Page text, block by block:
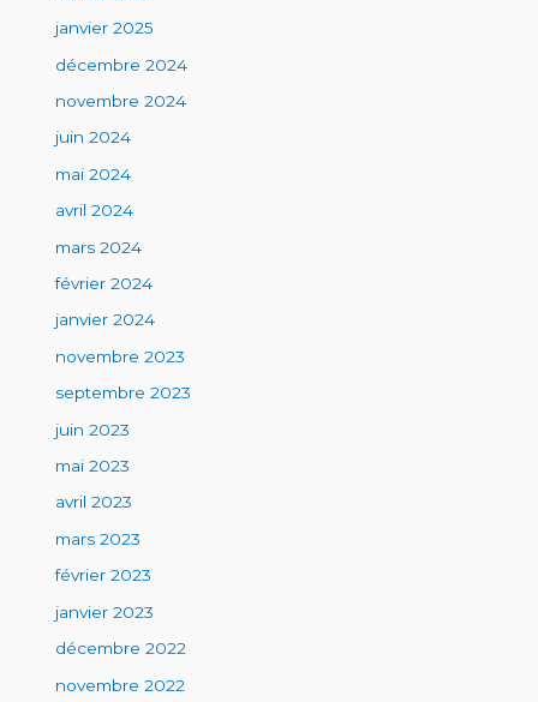
janvier 2025
décembre 2024
novembre 2024
juin 2024
mai 2024
avril 2024
mars 2024
février 2024
janvier 2024
novembre 2023
septembre 2023
juin 2023
mai 2023
avril 2023
mars 2023
février 2023
janvier 2023
décembre 2022
novembre 2022